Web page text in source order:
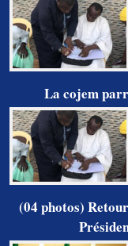
La cojem
(04 photos)